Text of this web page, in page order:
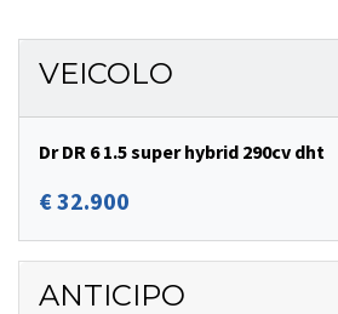
VEICOLO
Dr DR 6 1.5 super hybrid 290cv dht
€ 32.900
ANTICIPO